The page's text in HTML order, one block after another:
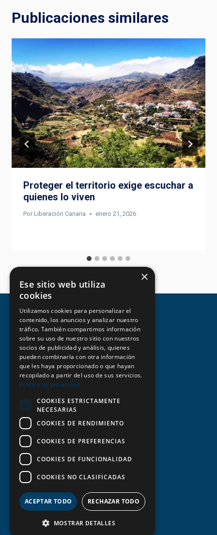
Publicaciones similares
Proteger el territorio exige escuchar a
quienes lo viven
Por Liberación Canaria enero 21, 2026
Aviso legal y condiciones de uso
Estatutos y normativa
Política de privacidad
Política de cookies
Transparencia
×
Ese sitio web utiliza
cookies
Utilizamos cookies para personalizar el
contenido, los anuncios y analizar nuestro
tráfico. También compartimos información
sobre su uso de nuestro sitio con nuestros
socios de publicidad y análisis, quienes
pueden combinarla con otra información
que les haya proporcionado o que hayan
recopilado a partir del uso de sus servicios.
Política de privacidad
COOKIES ESTRICTAMENTE
NECESARIAS
COOKIES DE RENDIMIENTO
COOKIES DE PREFERENCIAS
COOKIES DE FUNCIONALIDAD
COOKIES NO CLASIFICADAS
ACEPTAR TODO RECHAZAR TODO
MOSTRAR DETALLES